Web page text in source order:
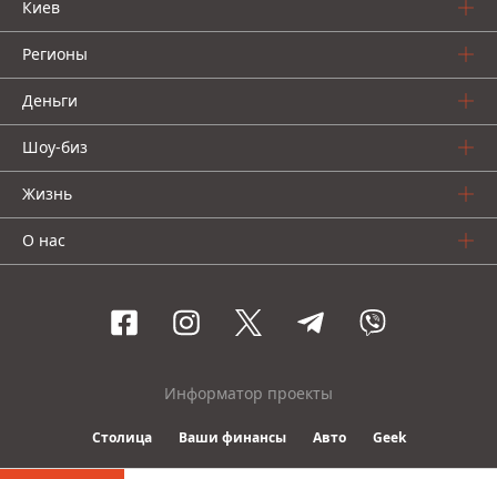
Киев
Регионы
Деньги
Шоу-биз
Жизнь
О нас
Информатор проекты
Столица Ваши финансы Авто Geek